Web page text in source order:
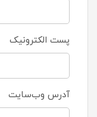
پست الکترونیک
آدرس وب‌سایت